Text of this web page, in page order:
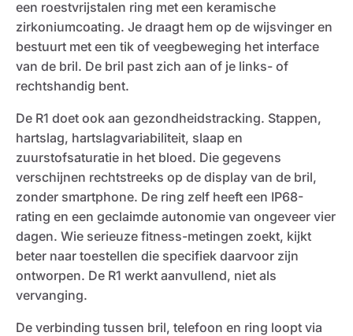
een roestvrijstalen ring met een keramische
zirkoniumcoating. Je draagt hem op de wijsvinger en
bestuurt met een tik of veegbeweging het interface
van de bril. De bril past zich aan of je links- of
rechtshandig bent.
De R1 doet ook aan gezondheidstracking. Stappen,
hartslag, hartslagvariabiliteit, slaap en
zuurstofsaturatie in het bloed. Die gegevens
verschijnen rechtstreeks op de display van de bril,
zonder smartphone. De ring zelf heeft een IP68-
rating en een geclaimde autonomie van ongeveer vier
dagen. Wie serieuze fitness-metingen zoekt, kijkt
beter naar toestellen die specifiek daarvoor zijn
ontworpen. De R1 werkt aanvullend, niet als
vervanging.
De verbinding tussen bril, telefoon en ring loopt via